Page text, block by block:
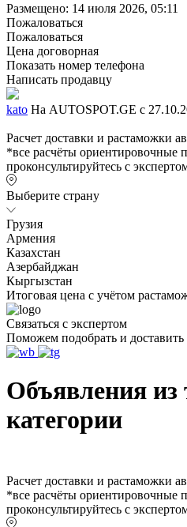
Размещено: 14 июля 2026, 05:11
Пожаловаться
Пожаловаться
Цена договорная
Показать номер телефона
Написать продавцу
kato На AUTOSPOT.GE с
Расчет доставки и растаможки
*все расчёты ориентировочные
проконсультируйтесь с
Выберите страну
Грузия
Армения
Казахстан
Азербайджан
Кыргызстан
Итоговая цена с учётом
Связаться с экспертом
Поможем подобрать и
Объявления из
категории
Расчет доставки и растаможки
*все расчёты ориентировочные
проконсультируйтесь с